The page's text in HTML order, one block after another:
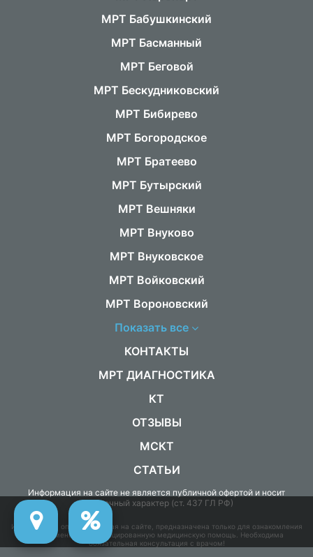
МРТ Бабушкинский
МРТ Басманный
МРТ Беговой
МРТ Бескудниковский
МРТ Бибирево
МРТ Богородское
МРТ Братеево
МРТ Бутырский
МРТ Вешняки
МРТ Внуково
МРТ Внуковское
МРТ Войковский
МРТ Вороновский
Показать все
КОНТАКТЫ
МРТ ДИАГНОСТИКА
КТ
ОТЗЫВЫ
МСКТ
СТАТЬИ
Информация на сайте не является публичной офертой и носит
справочный характер (ст. 437 ГЛ РФ)
Информация, опубликованная на сайте, предназначена только для ознакомления
и не заменяет квалифицированную медицинскую помощь. Необходима
обязательная консультация с врачом!